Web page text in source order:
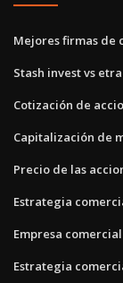
Mejores firmas de
Stash invest vs
Cotización de
Capitalización de
Precio de las
Estrategia
Empresa
Estrategia